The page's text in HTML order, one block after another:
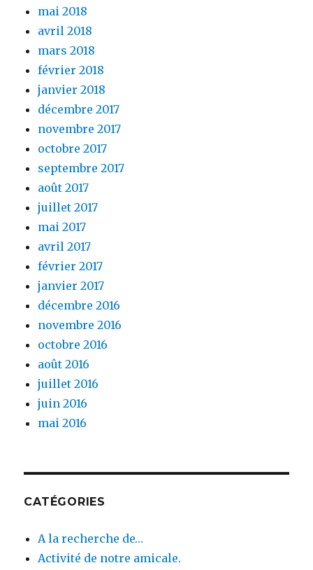
mai 2018
avril 2018
mars 2018
février 2018
janvier 2018
décembre 2017
novembre 2017
octobre 2017
septembre 2017
août 2017
juillet 2017
mai 2017
avril 2017
février 2017
janvier 2017
décembre 2016
novembre 2016
octobre 2016
août 2016
juillet 2016
juin 2016
mai 2016
CATÉGORIES
A la recherche de…
Activité de notre amicale.